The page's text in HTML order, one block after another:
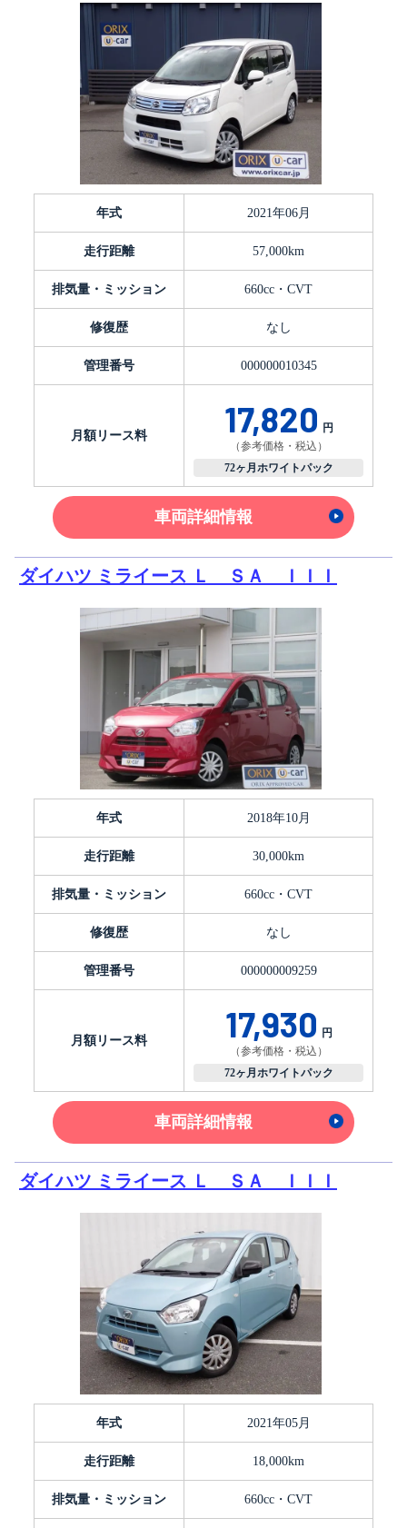
年式 2021年06月
走行距離 57,000km
排気量・ミッション 660cc・CVT
修復歴 なし
管理番号 000000010345
月額リース料 17,820 円
（参考価格・税込）
72ヶ月ホワイトパック
車両詳細情報
ダイハツ ミライース Ｌ ＳＡ ＩＩＩ
年式 2018年10月
走行距離 30,000km
排気量・ミッション 660cc・CVT
修復歴 なし
管理番号 000000009259
月額リース料 17,930 円
（参考価格・税込）
72ヶ月ホワイトパック
車両詳細情報
ダイハツ ミライース Ｌ ＳＡ ＩＩＩ
年式 2021年05月
走行距離 18,000km
排気量・ミッション 660cc・CVT